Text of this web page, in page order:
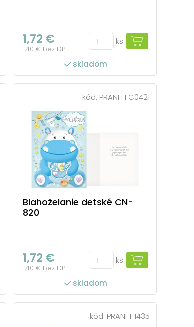
1,72 €
1,40 € bez DPH
ks
skladom
kód: PRANI H C0421
Blahoželanie detské CN-
820
1,72 €
1,40 € bez DPH
ks
skladom
kód: PRANI T 1435